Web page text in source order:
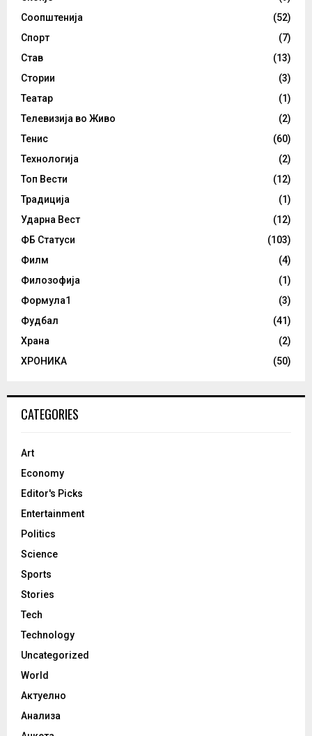
Соопштенија
(52)
Спорт
(7)
Став
(13)
Стории
(3)
Театар
(1)
Телевизија во Живо
(2)
Тенис
(60)
Технологија
(2)
Топ Вести
(12)
Традиција
(1)
Ударна Вест
(12)
ФБ Статуси
(103)
Филм
(4)
Филозофија
(1)
Формула1
(3)
Фудбал
(41)
Храна
(2)
ХРОНИКА
(50)
CATEGORIES
Art
Economy
Editor's Picks
Entertainment
Politics
Science
Sports
Stories
Tech
Technology
Uncategorized
World
Актуелно
Анализа